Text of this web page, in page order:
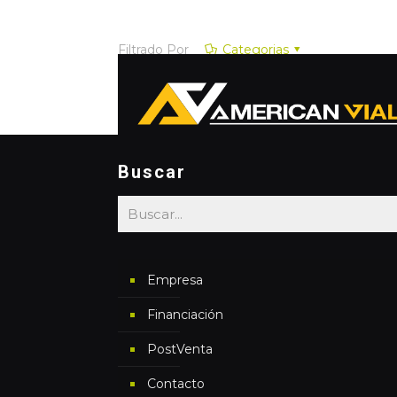
Filtrado Por Categorias
Buscar
Empresa
Financiación
PostVenta
Contacto